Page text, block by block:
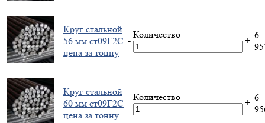
Круг стальной
56 мм ст09Г2С
цена за тонну
-
Количество
+ 6
Круг стальной
60 мм ст09Г2С
цена за тонну
-
Количество
+ 6